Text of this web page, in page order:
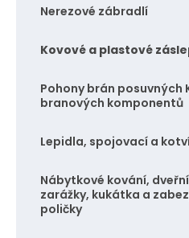
Nerezové zábradlí
Kovové a plastové
Pohony brán posuvných
branových komponentů
Lepidla, spojovací a
Nábytkové kování,
zarážky, kukátka a
poličky